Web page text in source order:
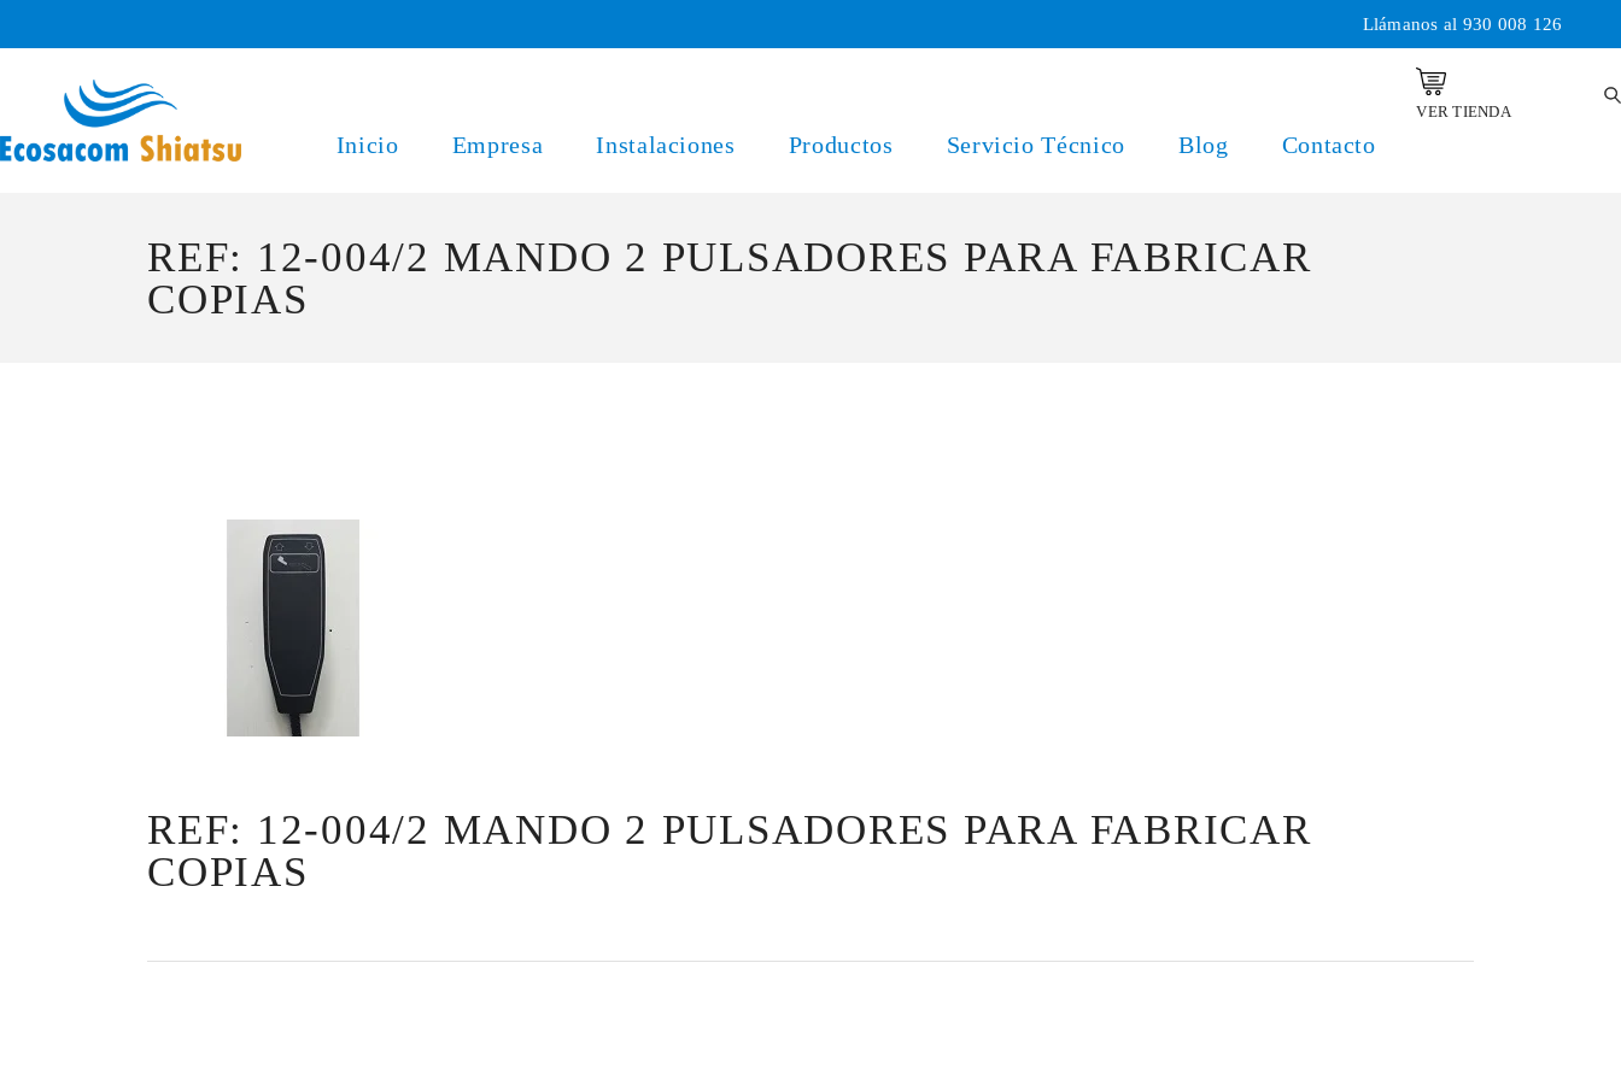
Llámanos al 930 008 126
Inicio Empresa Instalaciones Productos Servicio Técnico Blog Contacto
VER TIENDA
REF: 12-004/2 MANDO 2 PULSADORES PARA FABRICAR
COPIAS
REF: 12-004/2 MANDO 2 PULSADORES PARA FABRICAR
COPIAS